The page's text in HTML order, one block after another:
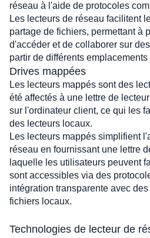
réseau à l'aide de protocoles
Les lecteurs de réseau facilitent
partage de fichiers, permettant à
d'accéder et de collaborer sur
partir de différents emplacements
Drives mappées
Les lecteurs mappés sont des
été affectés à une lettre de
sur l'ordinateur client, ce qui les
des lecteurs locaux.
Les lecteurs mappés simplifient
réseau en fournissant une lettre
laquelle les utilisateurs peuvent
sont accessibles via des
intégration transparente avec
fichiers locaux.
Technologies de lecteur de